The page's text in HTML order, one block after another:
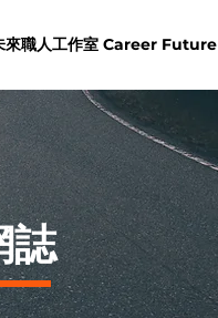
來職人工作室 Career Future
誌